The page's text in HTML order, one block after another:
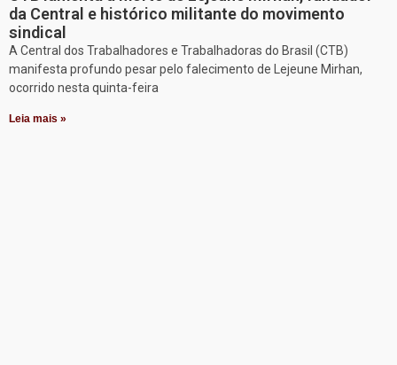
da Central e histórico militante do movimento
sindical
A Central dos Trabalhadores e Trabalhadoras do Brasil (CTB)
manifesta profundo pesar pelo falecimento de Lejeune Mirhan,
ocorrido nesta quinta-feira
Leia mais »